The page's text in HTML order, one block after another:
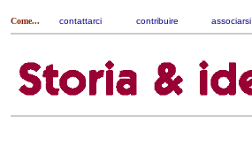
Come... contattarci contribuire associarsi